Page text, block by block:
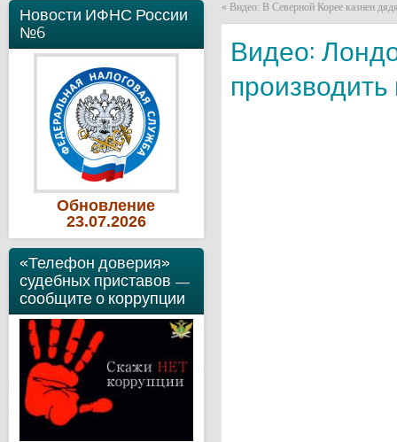
Новости ИФНС России
№6
Обновление
23.07.2026
«Телефон доверия»
судебных приставов —
сообщите о коррупции
« Видео: В Северной Корее казнен
Видео:
производить